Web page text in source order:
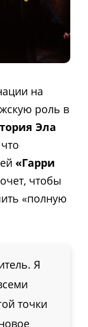
на
роль в
Эла
«Гарри
чтобы
«полную
Я
точки